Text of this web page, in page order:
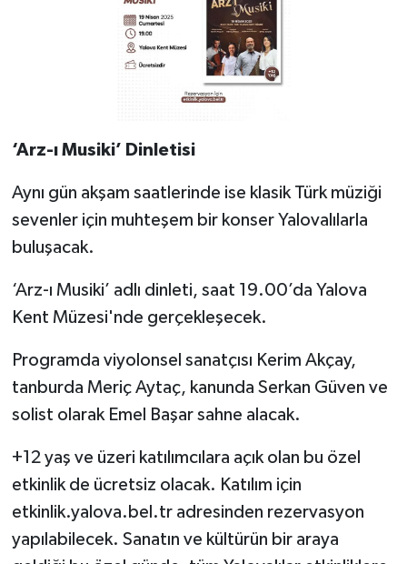
‘Arz-ı Musiki’ Dinletisi
Aynı gün akşam saatlerinde ise klasik Türk müziği
sevenler için muhteşem bir konser Yalovalılarla
buluşacak.
‘Arz-ı Musiki’ adlı dinleti, saat 19.00’da Yalova
Kent Müzesi'nde gerçekleşecek.
Programda viyolonsel sanatçısı Kerim Akçay,
tanburda Meriç Aytaç, kanunda Serkan Güven ve
solist olarak Emel Başar sahne alacak.
+12 yaş ve üzeri katılımcılara açık olan bu özel
etkinlik de ücretsiz olacak. Katılım için
etkinlik.yalova.bel.tr adresinden rezervasyon
yapılabilecek. Sanatın ve kültürün bir araya